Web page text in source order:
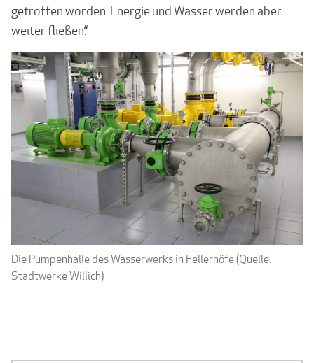
getroffen worden. Energie und Wasser werden aber
weiter fließen.“
Die Pumpenhalle des Wasserwerks in Fellerhöfe (Quelle:
Stadtwerke Willich)